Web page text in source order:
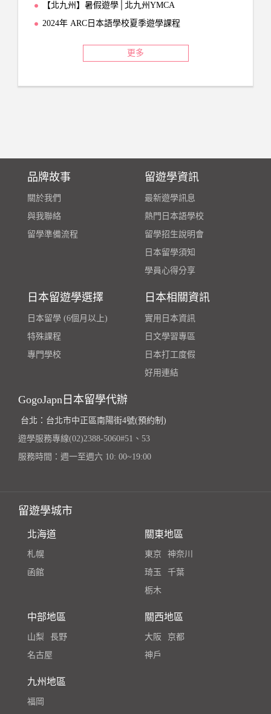
【北九州】暑假遊學│北九州YMCA
2024年 ARC日本語學校夏季遊學課程
更多
品牌故事
關於我們
與我聯絡
留學準備流程
留遊學資訊
最新遊學訊息
熱門日本語學校
留學招生說明會
日本留學須知
學員心得分享
日本留遊學選擇
日本留學 (6個月以上)
特殊課程
專門學校
日本相關資訊
實用日本資訊
日文學習專區
日本打工度假
好用連結
GogoJapn日本留學代辦
台北：台北市中正區南陽街4號(預約制)
遊學服務專線(02)2388-5060#51、53
服務時間：週一至週六 10: 00~19:00
留遊學城市
北海道
札幌
函館
關東地區
東京
神奈川
琦玉
千葉
栃木
中部地區
山梨
長野
名古屋
關西地區
大阪
京都
神戶
九州地區
福岡